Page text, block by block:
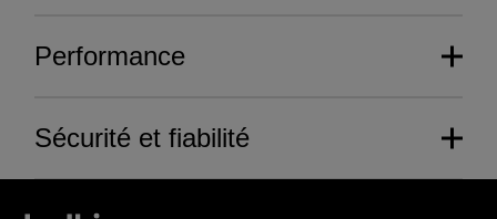
Performance
Sécurité et fiabilité